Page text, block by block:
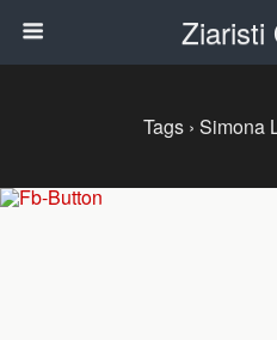
Ziaristi
Tags › Simona